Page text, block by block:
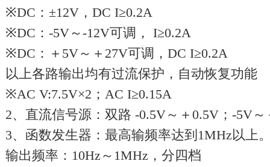
※DC：±12V，DC I≥0.2A
※DC：-5V～-12V可调， I≥0.2A
※DC：＋5V～＋27V可调，DC I≥0.2A
以上各路输出均有过流保护，自动恢复功能
※AC V:7.5V×2；AC I≥0.15A
2、直流信号源：双路 -0.5V～＋0.5V；-5V
3、函数发生器：最高输频率达到1MHz以上
输出频率：10Hz～1MHz，分四档